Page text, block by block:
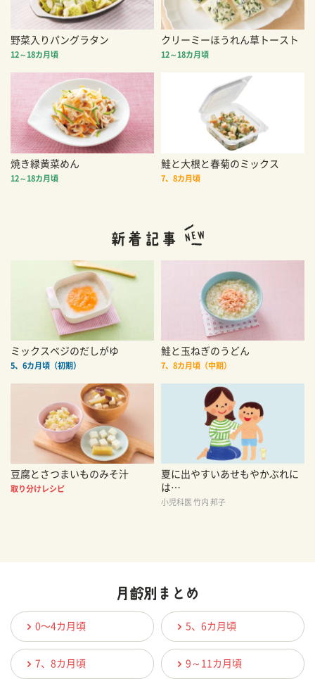
野菜入りパングラタン
12～18カ月頃
クリーミーほうれん草トースト
12～18カ月頃
焼き緑黄菜めん
12～18カ月頃
鮭と大根と春菊のミックス
7、8カ月頃
ミックスベジのだしがゆ
5、6カ月頃（初期）
鮭と玉ねぎのうどん
7、8カ月頃（中期）
豆腐とさつまいものみそ汁
取り分けレシピ
夏に出やすいあせもやかぶれに
は…
小児科医 竹内 邦子
0〜4カ月頃 5、6カ月頃
7、8カ月頃 9～11カ月頃